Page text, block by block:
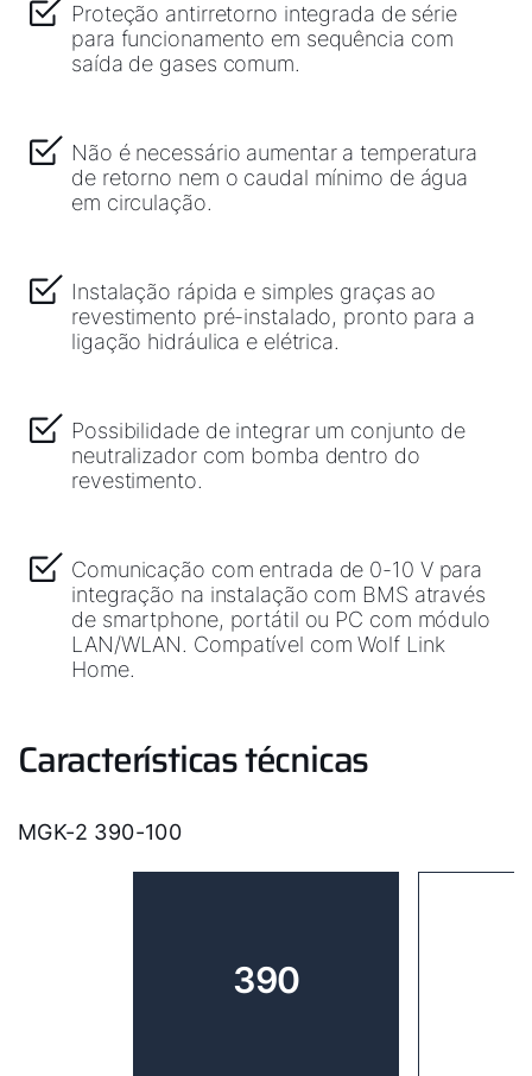
Proteção antirretorno integrada de série
para funcionamento em sequência com
saída de gases comum.
Não é necessário aumentar a temperatura
de retorno nem o caudal mínimo de água
em circulação.
Instalação rápida e simples graças ao
revestimento pré-instalado, pronto para a
ligação hidráulica e elétrica.
Possibilidade de integrar um conjunto de
neutralizador com bomba dentro do
revestimento.
Comunicação com entrada de 0-10 V para
integração na instalação com BMS através
de smartphone, portátil ou PC com módulo
LAN/WLAN. Compatível com Wolf Link
Home.
Características técnicas
MGK-2 390-100
390